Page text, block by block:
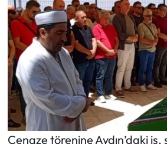
Cenaze törenine Aydın’daki